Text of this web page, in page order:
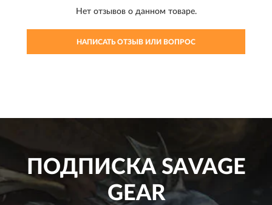
Нет отзывов о данном товаре.
НАПИСАТЬ ОТЗЫВ ИЛИ ВОПРОС
ПОДПИСКАSAVAGE
GEAR